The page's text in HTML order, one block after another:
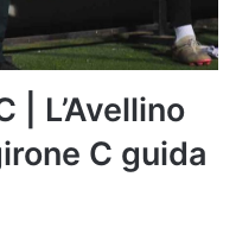
| L’Avellino
C guida